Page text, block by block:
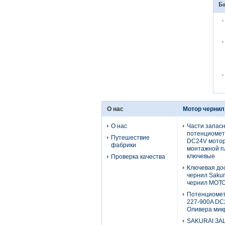
О нас
О нас
Путешествие
фабрики
Проверка качества
Мотор
Части
DC24V
монтажной
ключевые
Ключевая
чернил
чернил
227-900A
Оливера
SAKURAI